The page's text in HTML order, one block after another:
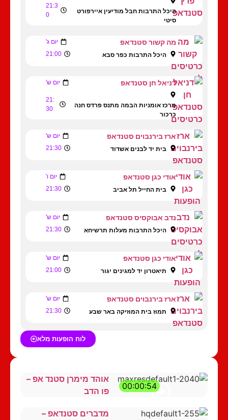
היכל התרבות חבל מודיעין איירפורט
סיטי
21:3
0
מה קשור סטנדאפ יום ג'
היכל התרבות כפר סבא 21:00
דניאל חן סטנדאפ יום ש'
מרכז אומניות הבמה מתנס פרדס חנה
כרכור
21:
30
ארז בירנבוים סטנדאפ יום ש'
בית יד לבנים אשדוד 21:30
אודי כגן סטנדאפ יום ו'
בית החייל תל אביב 21:30
נדב אבוקסיס סטנדאפ יום ש'
היכל התרבות מעלות תרשיחא 21:30
אודי כגן סטנדאפ יום ש'
תיאטרון יד למגינים יגור 21:00
ארז בירנבוים סטנדאפ יום ש'
תמוז בית המוזיקה באר שבע 21:30
לוח הופעות מלא
00:00:54
אוהד מימרן סטנד אפ –
פו הדב
מדברים סטנדאפ –